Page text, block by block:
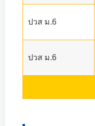
ปวส ม.6
ปวส ม.6